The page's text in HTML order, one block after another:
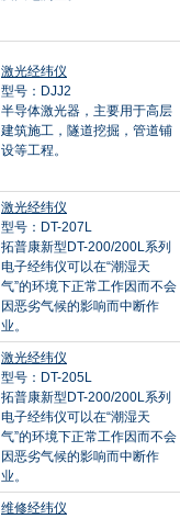
激光经纬仪
型号：DJJ2
半导体激光器，主要用于高层
建筑施工，隧道挖掘，管道铺
设等工程。
激光经纬仪
型号：DT-207L
拓普康新型DT-200/200L系列
电子经纬仪可以在“潮湿天
气”的环境下正常工作因而不会
因恶劣气候的影响而中断作
业。
激光经纬仪
型号：DT-205L
拓普康新型DT-200/200L系列
电子经纬仪可以在“潮湿天
气”的环境下正常工作因而不会
因恶劣气候的影响而中断作
业。
维修经纬仪